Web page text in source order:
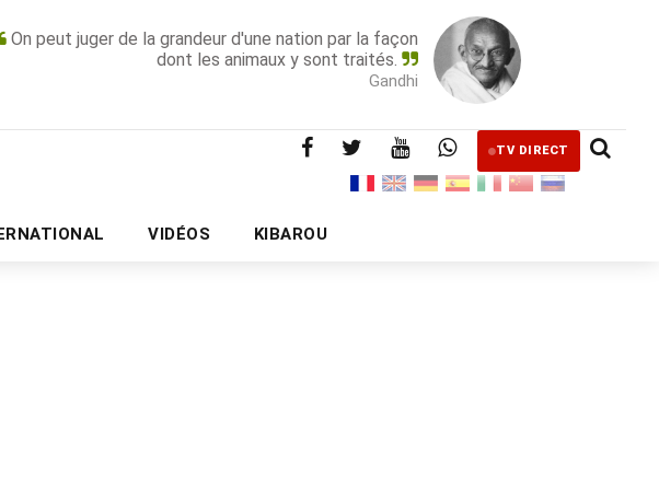
On peut juger de la grandeur d'une nation par la façon
dont les animaux y sont traités.
Gandhi
TV DIRECT
VIDÉOS KIBAROU